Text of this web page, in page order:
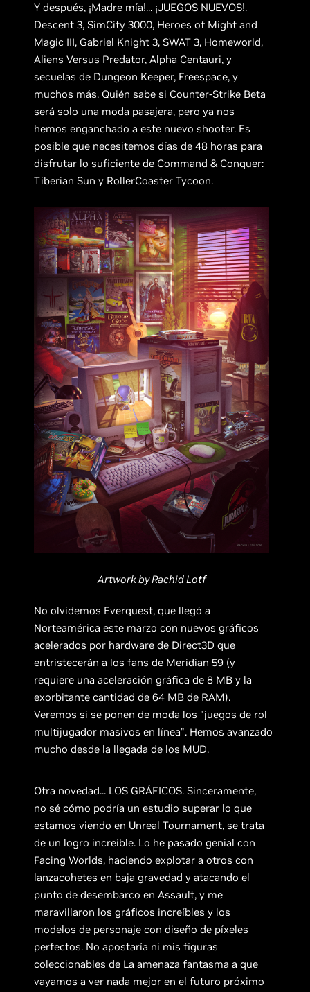
Y después, ¡Madre mía!... ¡JUEGOS NUEVOS!.
Descent 3, SimCity 3000, Heroes of Might and
Magic III, Gabriel Knight 3, SWAT 3, Homeworld,
Aliens Versus Predator, Alpha Centauri, y
secuelas de Dungeon Keeper, Freespace, y
muchos más. Quién sabe si Counter-Strike Beta
será solo una moda pasajera, pero ya nos
hemos enganchado a este nuevo shooter. Es
posible que necesitemos días de 48 horas para
disfrutar lo suficiente de Command & Conquer:
Tiberian Sun y RollerCoaster Tycoon.
Artwork byRachid Lotf
No olvidemos Everquest, que llegó a
Norteamérica este marzo con nuevos gráficos
acelerados por hardware de Direct3D que
entristecerán a los fans de Meridian 59 (y
requiere una aceleración gráfica de 8 MB y la
exorbitante cantidad de 64 MB de RAM).
Veremos si se ponen de moda los "juegos de rol
multijugador masivos en línea". Hemos avanzado
mucho desde la llegada de los MUD.
Otra novedad... LOS GRÁFICOS. Sinceramente,
no sé cómo podría un estudio superar lo que
estamos viendo en Unreal Tournament, se trata
de un logro increíble. Lo he pasado genial con
Facing Worlds, haciendo explotar a otros con
lanzacohetes en baja gravedad y atacando el
punto de desembarco en Assault, y me
maravillaron los gráficos increíbles y los
modelos de personaje con diseño de píxeles
perfectos. No apostaría ni mis figuras
coleccionables de La amenaza fantasma a que
vayamos a ver nada mejor en el futuro próximo